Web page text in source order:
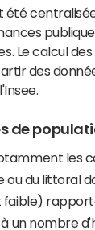
été
Le calcul
des
de
les
ou du littoral
faible)
un nombre